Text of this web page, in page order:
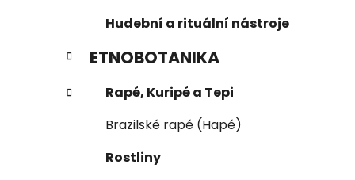
Hudební a rituální nástroje
ETNOBOTANIKA
Rapé, Kuripé a Tepi
Brazilské rapé (Hapé)
Rostliny